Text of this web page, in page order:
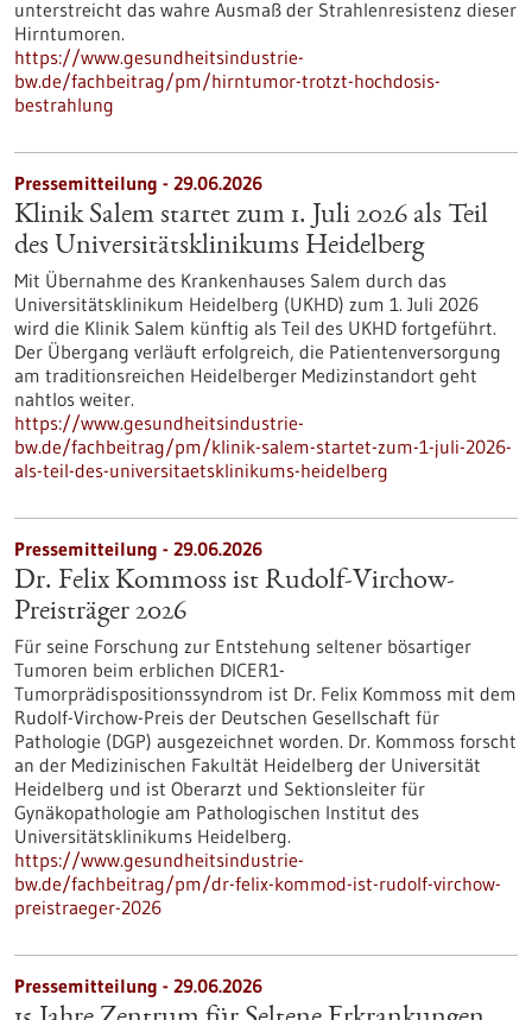
unterstreicht das wahre Ausmaß der Strahlenresistenz dieser
Hirntumoren.
https://www.gesundheitsindustrie-
bw.de/fachbeitrag/pm/hirntumor-trotzt-hochdosis-
bestrahlung
Pressemitteilung - 29.06.2026
Klinik Salem startet zum 1. Juli 2026 als Teil
des Universitätsklinikums Heidelberg
Mit Übernahme des Krankenhauses Salem durch das
Universitätsklinikum Heidelberg (UKHD) zum 1. Juli 2026
wird die Klinik Salem künftig als Teil des UKHD fortgeführt.
Der Übergang verläuft erfolgreich, die Patientenversorgung
am traditionsreichen Heidelberger Medizinstandort geht
nahtlos weiter.
https://www.gesundheitsindustrie-
bw.de/fachbeitrag/pm/klinik-salem-startet-zum-1-juli-2026-
als-teil-des-universitaetsklinikums-heidelberg
Pressemitteilung - 29.06.2026
Dr. Felix Kommoss ist Rudolf-Virchow-
Preisträger 2026
Für seine Forschung zur Entstehung seltener bösartiger
Tumoren beim erblichen DICER1-
Tumorprädispositionssyndrom ist Dr. Felix Kommoss mit dem
Rudolf-Virchow-Preis der Deutschen Gesellschaft für
Pathologie (DGP) ausgezeichnet worden. Dr. Kommoss forscht
an der Medizinischen Fakultät Heidelberg der Universität
Heidelberg und ist Oberarzt und Sektionsleiter für
Gynäkopathologie am Pathologischen Institut des
Universitätsklinikums Heidelberg.
https://www.gesundheitsindustrie-
bw.de/fachbeitrag/pm/dr-felix-kommod-ist-rudolf-virchow-
preistraeger-2026
Pressemitteilung - 29.06.2026